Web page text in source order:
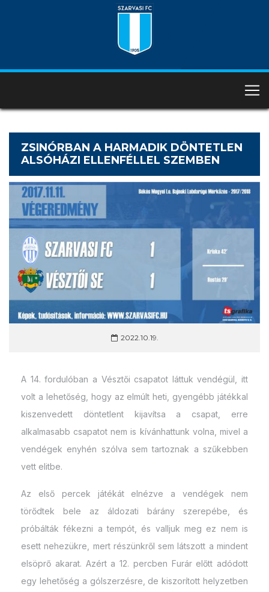
ZSINÓRBAN A HARMADIK DÖNTETLEN
ALSÓHÁZI ELLENFÉLLEL SZEMBEN
2022.10.19.
A 14. fordulóban a Vésztői csapatot láttuk vendégül, itt
volt a lehetőség, hogy az elmúlt heti, gyengébb játékkal
kiszenvedett döntetlent kijavítsa a csapat, erre
alkalmasabb csapatot nem is kívánhattunk volna, mivel a
vendégek enyhén szólva sem tartoznak a szűkebben
vett elitbe.
Az első percek játékát elnézve a vendégek nem
törődtek bele az áldozati bárány szerepébe, és
próbálták fékezni a tempót, és valljuk meg ez nem is
esett nehezükre, mert részünkről sem látszott a mindent
elsöprő akarat. Azért a 12. percben Furár előtt adódott
egy lehetőség a gólszerzésre, de kiszorított helyzetben